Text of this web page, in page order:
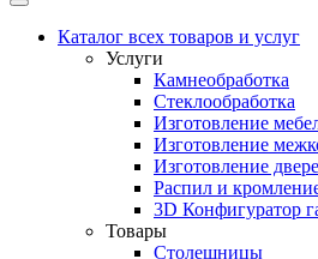
Каталог всех товаров и услуг
Услуги
Камнеобработка
Стеклообработка
Изготовление
Изготовление
Изготовление
Распил и
3D Конфигуратор
Товары
Столешницы